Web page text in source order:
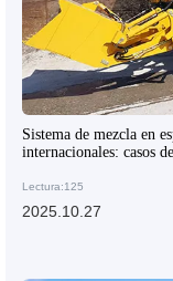
Sistema de mezcla en
internacionales: casos
Lectura:125
2025.10.27